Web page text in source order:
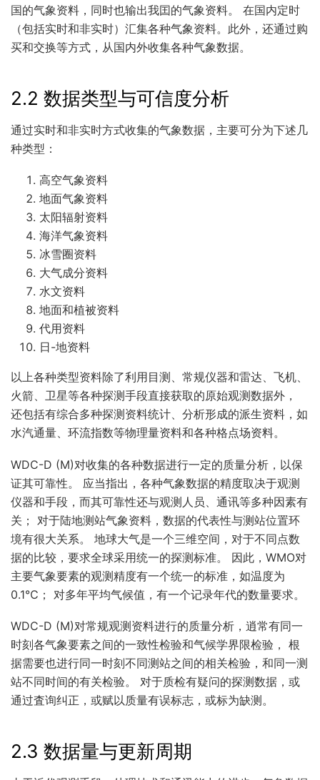
国的气象资料，同时也输出我囯的气象资料。 在国内定时
（包括实时和非实时）汇集各种气象资料。此外，还通过购
买和交换等方式，从国内外收集各种气象数据。
2.2 数据类型与可信度分析
通过实时和非实时方式收集的气象数据，主要可分为下述几
种类型：
高空气象资料
地面气象资料
太阳辐射资料
海洋气象资料
冰雪圈资料
大气成分资料
水文资料
地面和植被资料
代用资料
日-地资料
以上各种类型资料除了利用目测、常规仪器和雷达、飞机、
火箭、卫星等各种探测手段直接获取的原始观测数据外，
还包括有综合多种探测资料统计、分析形成的派生资料，如
水汽通量、环流指数等物理量资料和各种格点场资料。
WDC-D (M)对收集的各种数据进行一定的质量分析，以保
证其可靠性。 应当指出，各种气象数据的精度取决于观测
仪器和手段，而其可靠性还与观测人员、通讯等多种因素有
关； 对于陆地测站气象资料，数据的代表性与测站位置环
境有很大关系。 地球大气是一个三维空间，对于不同点数
据的比较，要求全球采用统一的探测标准。 因此，WMO对
主要气象要素的观测精度有一个统一的标准，如温度为
0.1℃； 对多年平均气候值，有一个记录年代的数量要求。
WDC-D (M)对常规观测资料进行的质量分析，逍常有同一
时刻各气象要素之间的一致性检验和气候学界限检验， 根
据需要也进行同一时刻不同测站之间的相关检验，和同一测
站不同时间的有关检验。 对于质检有疑问的探测数据，或
通过査询纠正，或赋以质量有误标志，或标为缺测。
2.3 数据量与更新周期